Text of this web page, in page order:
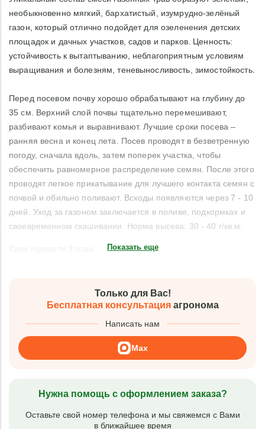
необыкновенно мягкий, бархатистый, изумрудно-зелёный
газон, который отлично подойдет для озеленения детских
площадок и дачных участков, садов и парков. Ценность:
устойчивость к вытаптыванию, неблагоприятным условиям
выращивания и болезням, теневыносливость, зимостойкость.
Перед посевом почву хорошо обрабатывают на глубину до
35 см. Верхний слой почвы тщательно перемешивают,
разбивают комья и выравнивают. Лучшие сроки посева –
ранняя весна и конец лета. Посев проводят в безветренную
погоду, сначала вдоль, затем поперек участка, чтобы
обеспечить равномерное распределение семян. После этого
проводят легкое прикатывание для лучшего контакта семян с
почвой и обильно поливают. Всходы появляются через 7 - 10
дней. Уход за газоном заключается в поливе, подкормках и
своевременном скашивании. Норма высева: 30 - 40 г/кв.м.
Показать еще
Только для Вас!
Бесплатная консультацияагронома
Написать нам
Max
Нужна помощь с оформлением заказа?
Оставьте свой номер телефона и мы свяжемся с Вами
в ближайшее время